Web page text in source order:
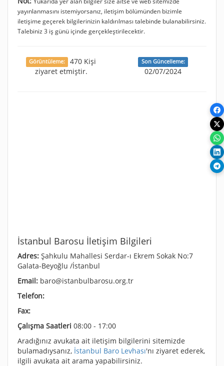
yayınlanmasını istemiyorsanız, iletişim bölümünden bizimle
iletişime geçerek bilgilerinizin kaldırılması talebinde bulanabilirsiniz.
Talebiniz 3 iş günü içinde gerçekleştirilecektir.
Görüntüleme:
470 Kişi
ziyaret etmiştir.
Son Güncelleme:
02/07/2024
İstanbul Barosu İletişim Bilgileri
Adres: Şahkulu Mahallesi Serdar-ı Ekrem Sokak No:7
Galata-Beyoğlu /İstanbul
Email: baro@istanbulbarosu.org.tr
Telefon:
Fax:
Çalışma Saatleri 08:00 - 17:00
Aradığınız avukata ait iletişim bilgilerini sitemizde
bulamadıysanız, İstanbul Baro Levhası'nı ziyaret ederek,
ilgili avukata ait arama yapabilirsiniz.